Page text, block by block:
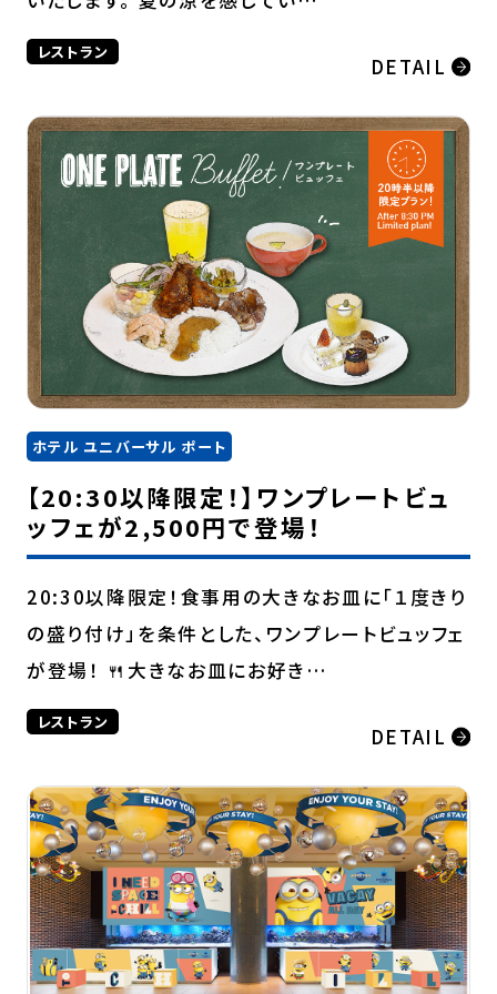
レストラン
DETAIL
ホテル ユニバーサル ポート
【20:30以降限定！】ワンプレートビュ
ッフェが2,500円で登場！
20:30以降限定！食事用の大きなお皿に「１度きり
の盛り付け」を条件とした、ワンプレートビュッフェ
が登場！ 🍴大きなお皿にお好き…
レストラン
DETAIL